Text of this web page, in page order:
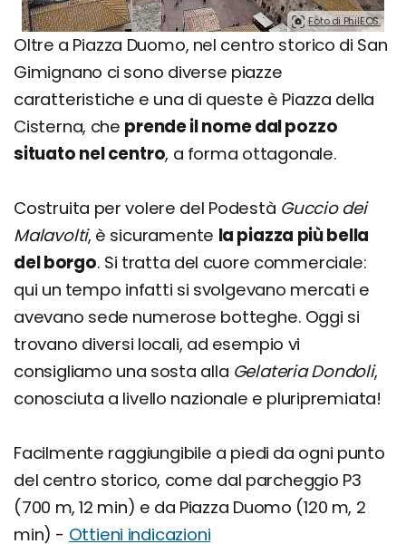
Foto di PhilEOS.
Oltre a Piazza Duomo, nel centro storico di San
Gimignano ci sono diverse piazze
caratteristiche e una di queste è Piazza della
Cisterna, che prende il nome dal pozzo
situato nel centro, a forma ottagonale.
Costruita per volere del Podestà Guccio dei
Malavolti, è sicuramente la piazza più bella
del borgo. Si tratta del cuore commerciale:
qui un tempo infatti si svolgevano mercati e
avevano sede numerose botteghe. Oggi si
trovano diversi locali, ad esempio vi
consigliamo una sosta alla Gelateria Dondoli,
conosciuta a livello nazionale e pluripremiata!
Facilmente raggiungibile a piedi da ogni punto
del centro storico, come dal parcheggio P3
(700 m, 12 min) e da Piazza Duomo (120 m, 2
min) - Ottieni indicazioni